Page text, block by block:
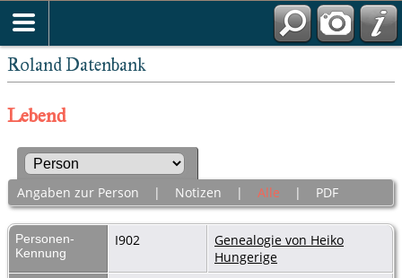
Roland Datenbank
Lebend
Angaben zur Person | Notizen | Alle | PDF
Personen-
Kennung
I902
Genealogie von Heiko
Hungerige